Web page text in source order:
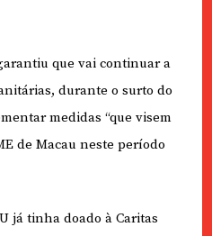
que vai continuar a
durante o surto do
medidas “que visem
de Macau neste período
já tinha doado à Caritas